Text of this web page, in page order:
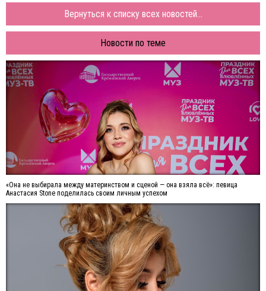
Вернуться к списку всех новостей...
Новости по теме
«Она не выбирала между материнством и сценой — она взяла всё»: певица
Анастасия Stone поделилась своим личным успехом